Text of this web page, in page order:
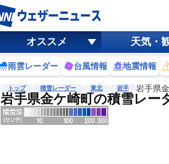
オススメ 天気・
雨雲レーダー 台風情報 地震情報
トップ 積雪レーダー 東北 岩手 岩手県
岩手県金ケ崎町の積雪レー